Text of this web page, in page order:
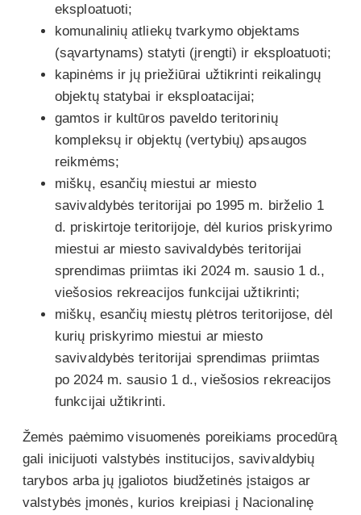
eksploatuoti;
komunalinių atliekų tvarkymo objektams
(sąvartynams) statyti (įrengti) ir eksploatuoti;
kapinėms ir jų priežiūrai užtikrinti reikalingų
objektų statybai ir eksploatacijai;
gamtos ir kultūros paveldo teritorinių
kompleksų ir objektų (vertybių) apsaugos
reikmėms;
miškų, esančių miestui ar miesto
savivaldybės teritorijai po 1995 m. birželio 1
d. priskirtoje teritorijoje, dėl kurios priskyrimo
miestui ar miesto savivaldybės teritorijai
sprendimas priimtas iki 2024 m. sausio 1 d.,
viešosios rekreacijos funkcijai užtikrinti;
miškų, esančių miestų plėtros teritorijose, dėl
kurių priskyrimo miestui ar miesto
savivaldybės teritorijai sprendimas priimtas
po 2024 m. sausio 1 d., viešosios rekreacijos
funkcijai užtikrinti.
Žemės paėmimo visuomenės poreikiams procedūrą
gali inicijuoti valstybės institucijos, savivaldybių
tarybos arba jų įgaliotos biudžetinės įstaigos ar
valstybės įmonės, kurios kreipiasi į Nacionalinę